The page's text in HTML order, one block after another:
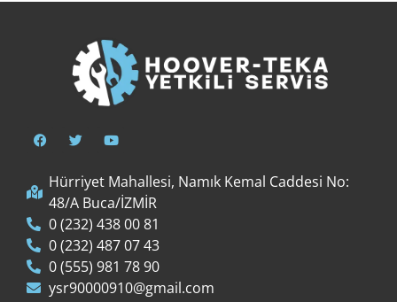
Hürriyet Mahallesi, Namık Kemal Caddesi No:
48/A Buca/İZMİR
0 (232) 438 00 81
0 (232) 487 07 43
0 (555) 981 78 90
ysr90000910@gmail.com